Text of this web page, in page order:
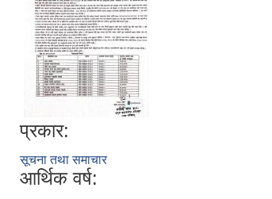
प्रकार:
सूचना तथा समाचार
आर्थिक वर्ष: